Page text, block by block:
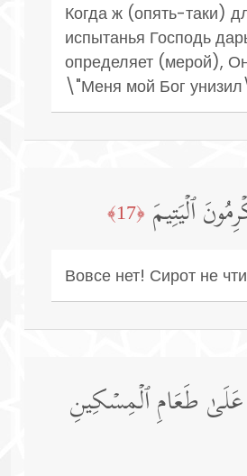
Когда ж (опять-таки)
испытанья Господь
определяет (мерой),
\"Меня мой Бог
ٱلۡیَتِیمَ ﴿17﴾
Вовсе нет! Сирот не
طَعَامِ ٱلۡمِسۡكِینِ